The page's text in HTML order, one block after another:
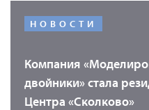
Актуальных
программы «УМКА»
уровень сквозного
начала проектирования
НОВОСТИ
Компания
двойники» стала
Центра «Сколково»